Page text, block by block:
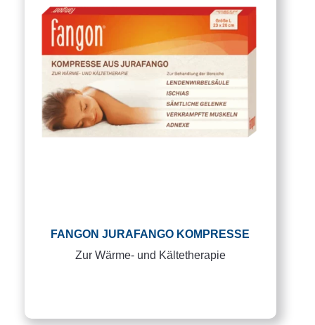
FANGON JURAFANGO KOMPRESSE
Zur Wärme- und Kältetherapie